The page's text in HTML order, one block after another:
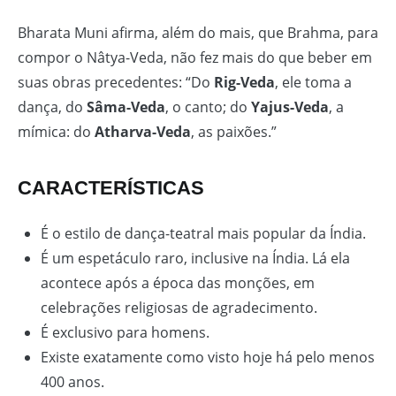
Bharata Muni afirma, além do mais, que Brahma, para
compor o Nâtya-Veda, não fez mais do que beber em
suas obras precedentes: “Do Rig-Veda, ele toma a
dança, do Sâma-Veda, o canto; do Yajus-Veda, a
mímica: do Atharva-Veda, as paixões.”
CARACTERÍSTICAS
É o estilo de dança-teatral mais popular da Índia.
É um espetáculo raro, inclusive na Índia. Lá ela
acontece após a época das monções, em
celebrações religiosas de agradecimento.
É exclusivo para homens.
Existe exatamente como visto hoje há pelo menos
400 anos.